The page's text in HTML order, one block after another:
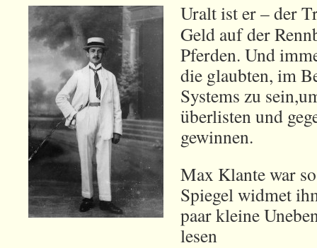
Uralt ist er – der
Geld auf der
Pferden. Und
die glaubten, im
Systems zu
überlisten und
gewinnen.
Max Klante war
Spiegel widmet
paar kleine
lesen